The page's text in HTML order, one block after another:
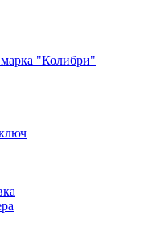
марка "Колибри"